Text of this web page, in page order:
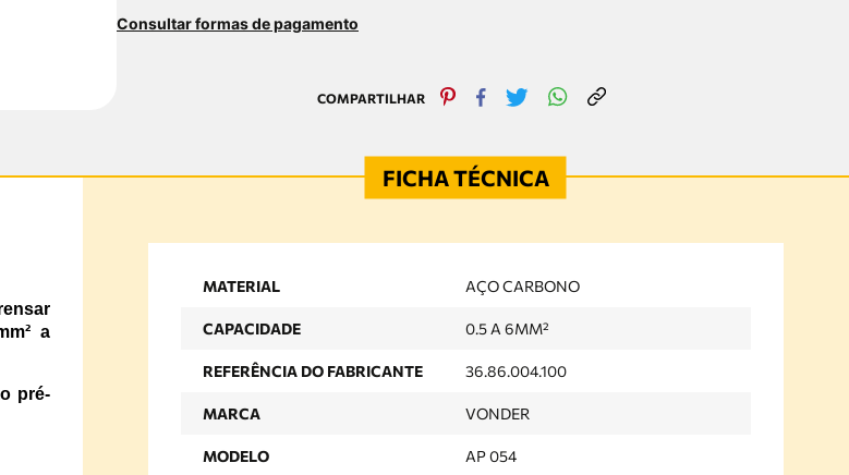
Consultar formas de pagamento
a
pré-
MATERIAL AÇO CARBONO
CAPACIDADE 0.5 A 6MM²
REFERÊNCIA DO FABRICANTE 36.86.004.100
MARCA VONDER
MODELO AP 054